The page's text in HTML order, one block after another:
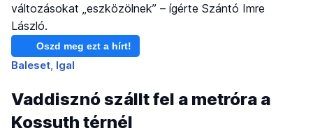
változásokat „eszközölnek” – ígérte Szántó Imre
László.
Oszd meg ezt a hírt!
Baleset Igal
Vaddisznó szállt fel a metróra a
Kossuth térnél